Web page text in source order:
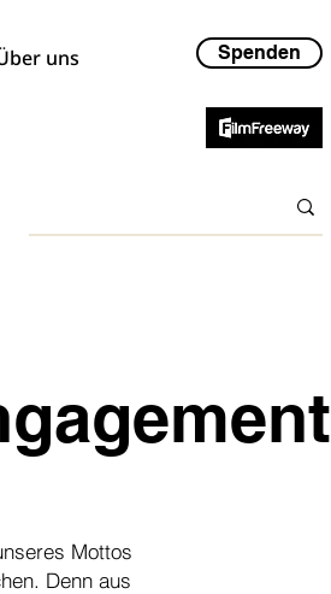
uns Spenden
Mottos
Denn aus